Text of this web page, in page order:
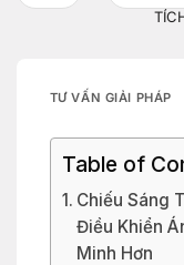
TƯ VẤN GIẢI PHÁP
Table of
Chiếu Sáng
Điều Khiển
Minh Hơn